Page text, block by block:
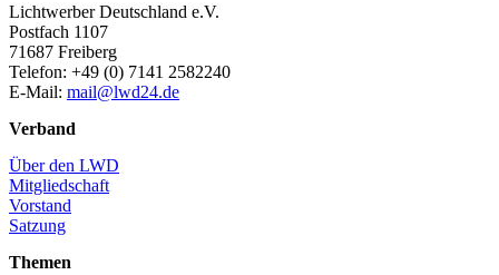
Lichtwerber Deutschland e.V.
Postfach 1107
71687 Freiberg
Telefon: +49 (0) 7141 2582240
E-Mail: mail@lwd24.de
Verband
Über den LWD
Mitgliedschaft
Vorstand
Satzung
Themen